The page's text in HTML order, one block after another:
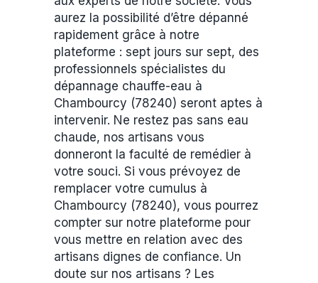
aurez la possibilité d’être dépanné
rapidement grâce à notre
plateforme : sept jours sur sept, des
professionnels spécialistes du
dépannage chauffe-eau à
Chambourcy (78240) seront aptes à
intervenir. Ne restez pas sans eau
chaude, nos artisans vous
donneront la faculté de remédier à
votre souci. Si vous prévoyez de
remplacer votre cumulus à
Chambourcy (78240), vous pourrez
compter sur notre plateforme pour
vous mettre en relation avec des
artisans dignes de confiance. Un
doute sur nos artisans ? Les